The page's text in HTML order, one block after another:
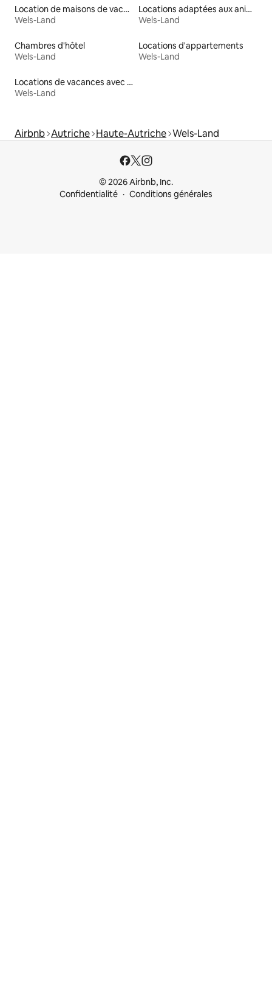
Location de maisons de vacances
Wels-Land
Locations adaptées aux animaux
Wels-Land
Chambres d'hôtel
Wels-Land
Locations d'appartements
Wels-Land
Locations de vacances avec piscine
Wels-Land
Airbnb Autriche Haute-Autriche Wels-Land
© 2026 Airbnb, Inc.
Confidentialité
Conditions générales